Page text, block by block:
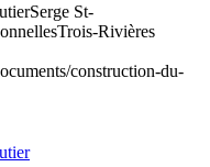
Serge St-
Trois-Rivières
construction-du-